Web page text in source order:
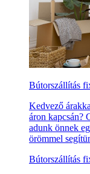
Bútorszállítás
Kedvező
áron kapcsán?
adunk önnek
örömmel
Bútorszállítás